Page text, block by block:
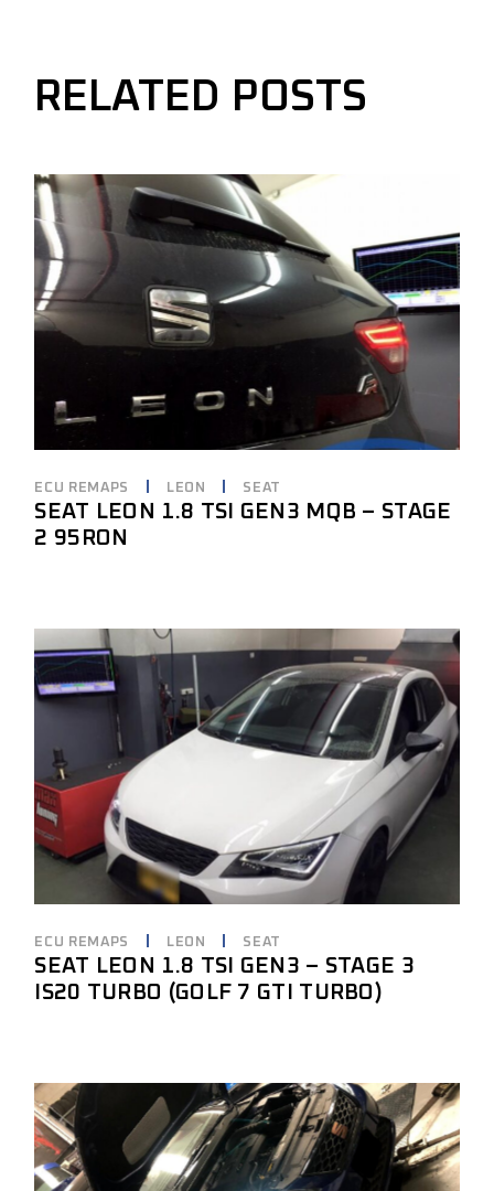
RELATED POSTS
ECU REMAPS LEON SEAT
SEAT LEON 1.8 TSI GEN3 MQB – STAGE
2 95RON
ECU REMAPS LEON SEAT
SEAT LEON 1.8 TSI GEN3 – STAGE 3
IS20 TURBO (GOLF 7 GTI TURBO)